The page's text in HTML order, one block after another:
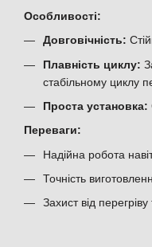
Особливості:
Довговічність:
Плавність циклу:
стабільному циклу
Проста установка:
Переваги:
Надійна робота
Точність
Захист від перегріву